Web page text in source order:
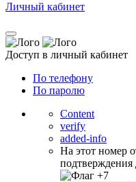
Личный кабинет
Доступ в личный кабинет
По телефону
По паролю
Content
verify
added-info
На этот номер
подтверждения
+7